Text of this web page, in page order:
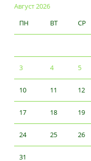
Август 2026
ПН
ВТ СР
3 4 5
10 11 12
17 18 19
24 25 26
31